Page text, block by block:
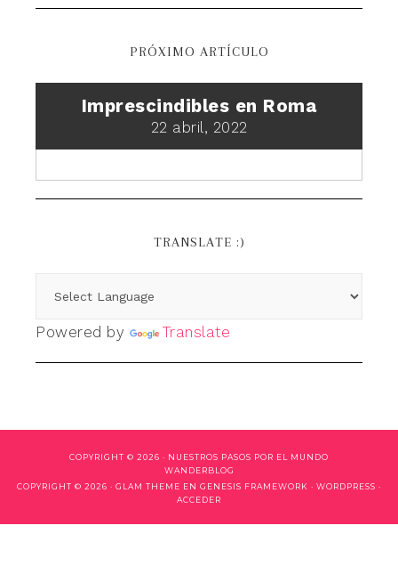
PRÓXIMO ARTÍCULO
Imprescindibles en Roma
22 abril, 2022
TRANSLATE :)
Powered by Translate
COPYRIGHT © 2026 · NUESTROS PASOS POR EL MUNDO
WANDERBLOG
COPYRIGHT © 2026 · GLAM THEME EN GENESIS FRAMEWORK · WORDPRESS ·
ACCEDER